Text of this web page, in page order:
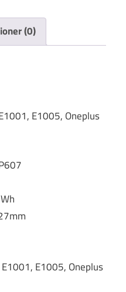
(0)
E1005, Oneplus
E1005, Oneplus